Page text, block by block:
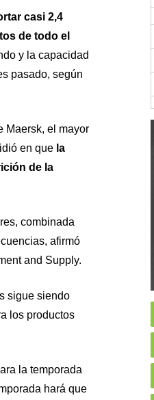
casi 2,4
de todo el
y la capacidad
pasado, según
Maersk, el mayor
en que la
de la
combinada
afirmó
and Supply.
sigue siendo
los productos
la temporada
hará que